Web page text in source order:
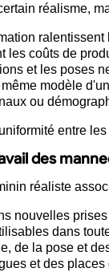
réalisme,
les coûts de
et les poses
modèle
ou
entre
des
réaliste
nouvelles
dans
de la pose et
et des